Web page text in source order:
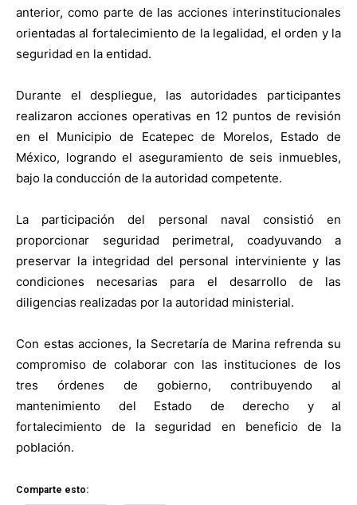
anterior, como parte de las acciones interinstitucionales
orientadas al fortalecimiento de la legalidad, el orden y la
seguridad en la entidad.
Durante el despliegue, las autoridades participantes
realizaron acciones operativas en 12 puntos de revisión
en el Municipio de Ecatepec de Morelos, Estado de
México, logrando el aseguramiento de seis inmuebles,
bajo la conducción de la autoridad competente.
La participación del personal naval consistió en
proporcionar seguridad perimetral, coadyuvando a
preservar la integridad del personal interviniente y las
condiciones necesarias para el desarrollo de las
diligencias realizadas por la autoridad ministerial.
Con estas acciones, la Secretaría de Marina refrenda su
compromiso de colaborar con las instituciones de los
tres órdenes de gobierno, contribuyendo al
mantenimiento del Estado de derecho y al
fortalecimiento de la seguridad en beneficio de la
población.
Comparte esto: